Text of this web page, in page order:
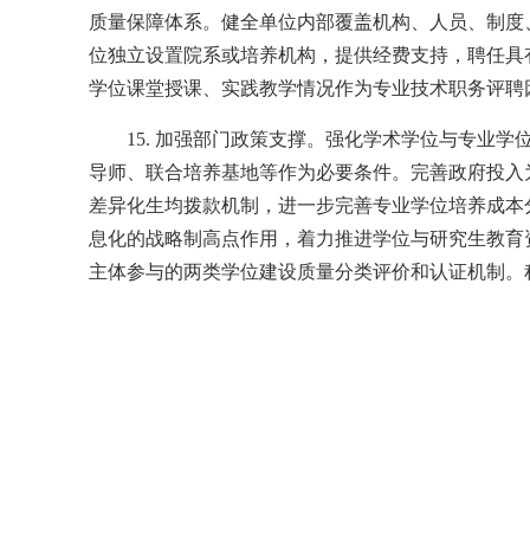
质量保障体系。健全单位内部覆盖机构、人员、制
位独立设置院系或培养机构，提供经费支持，聘任
学位课堂授课、实践教学情况作为专业技术职务评
15. 加强部门政策支撑。强化学术学位与专业
导师、联合培养基地等作为必要条件。完善政府投
差异化生均拨款机制，进一步完善专业学位培养成
息化的战略制高点作用，着力推进学位与研究生教
主体参与的两类学位建设质量分类评价和认证机制